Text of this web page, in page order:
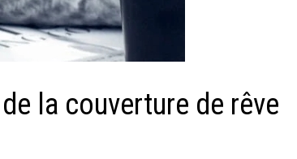
la couverture de rêve